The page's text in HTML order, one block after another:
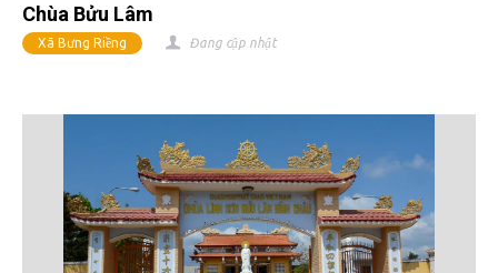
Chùa Bửu Lâm
Xã Bưng Riềng Đang cập nhật